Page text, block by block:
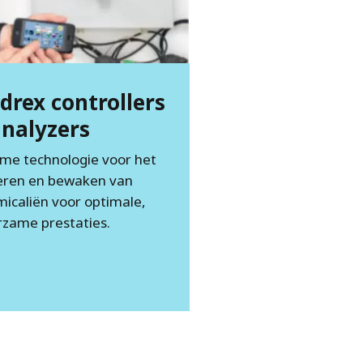
controllers
technologie voor het
en bewaken van
voor optimale,
prestaties.